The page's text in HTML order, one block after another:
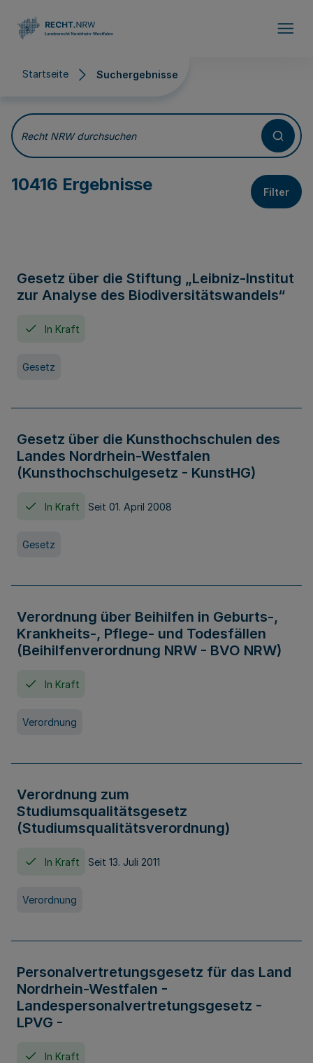
Startseite Suchergebnisse
Suchergebnisse
Recht NRW durchsuchen
10416 Ergebnisse Filter
Gesetz über die Stiftung „Leibniz-Institut
zur Analyse des Biodiversitätswandels“
In Kraft
Gesetz
Gesetz über die Kunsthochschulen des
Landes Nordrhein-Westfalen
(Kunsthochschulgesetz - KunstHG)
In Kraft Seit 01. April 2008
Gesetz
Verordnung über Beihilfen in Geburts-,
Krankheits-, Pflege- und Todesfällen
(Beihilfenverordnung NRW - BVO NRW)
In Kraft
Verordnung
Verordnung zum
Studiumsqualitätsgesetz
(Studiumsqualitätsverordnung)
In Kraft Seit 13. Juli 2011
Verordnung
Personalvertretungsgesetz für das Land
Nordrhein-Westfalen -
Landespersonalvertretungsgesetz -
LPVG -
In Kraft